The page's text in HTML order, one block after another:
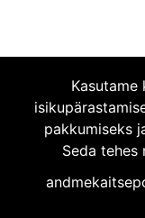
© 2026
Kasutame
pakkumiseks
Seda tehes